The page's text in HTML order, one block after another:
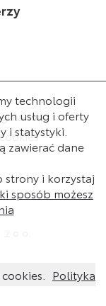
technologii
usług i oferty
i statystyki.
zawierać dane
strony i korzystaj
sposób możesz
Polityka